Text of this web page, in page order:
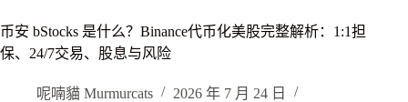
币安 bStocks 是什么？Binance代币化美股完整解析：1:1担
保、24/7交易、股息与风险
呢喃貓 Murmurcats
2026 年 7 月 24 日